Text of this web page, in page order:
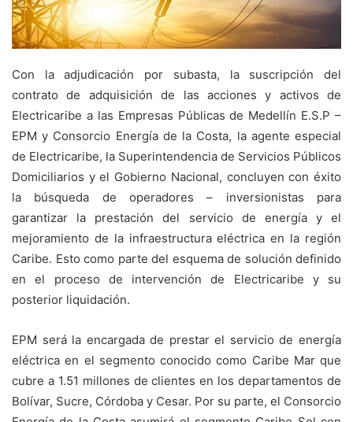
Con la adjudicación por subasta, la suscripción del
contrato de adquisición de las acciones y activos de
Electricaribe a las Empresas Públicas de Medellín E.S.P –
EPM y Consorcio Energía de la Costa, la agente especial
de Electricaribe, la Superintendencia de Servicios Públicos
Domiciliarios y el Gobierno Nacional, concluyen con éxito
la búsqueda de operadores – inversionistas para
garantizar la prestación del servicio de energía y el
mejoramiento de la infraestructura eléctrica en la región
Caribe. Esto como parte del esquema de solución definido
en el proceso de intervención de Electricaribe y su
posterior liquidación.
EPM será la encargada de prestar el servicio de energía
eléctrica en el segmento conocido como Caribe Mar que
cubre a 1.51 millones de clientes en los departamentos de
Bolívar, Sucre, Córdoba y Cesar. Por su parte, el Consorcio